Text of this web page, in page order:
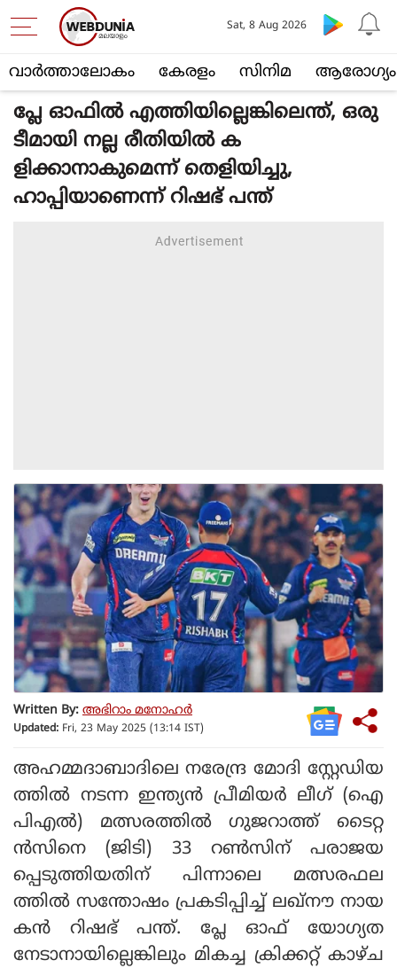
വാര്‍ത്താലോകം കേരളം സിനിമ ആരോഗ്യം
Sat, 8 Aug 2026
പ്ലേ ഓഫിൽ എത്തിയില്ലെങ്കിലെന്ത്, ഒരു
ടീമായി നല്ല രീതിയിൽ ക
ളിക്കാനാകുമെന്ന് തെളിയിച്ചു,
ഹാപ്പിയാണെന്ന് റിഷഭ് പന്ത്
Written By: അഭിറാം മനോഹർ
Updated: Fri, 23 May 2025 (13:14 IST)
അഹമ്മദാബാദിലെ നരേന്ദ്ര മോദി സ്റ്റേഡിയ
ത്തില്‍ നടന്ന ഇന്ത്യന്‍ പ്രീമിയര്‍ ലീഗ് (ഐ
പിഎല്‍) മത്സരത്തില്‍ ഗുജറാത്ത് ടൈറ്റ
ന്‍സിനെ (ജിടി) 33 റണ്‍സിന് പരാജയ
പ്പെടുത്തിയതിന് പിന്നാലെ മത്സരഫല
ത്തില്‍ സന്തോഷം പ്രകടിപ്പിച്ച് ലഖ്‌നൗ നായ
കന്‍ റിഷഭ് പന്ത്. പ്ലേ ഓഫ് യോഗ്യത
നേടാനായില്ലെങ്കിലും മികച്ച ക്രിക്കറ്റ് കാഴ്ച